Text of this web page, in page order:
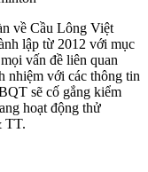
về Cầu Lông Việt
lập từ 2012 với mục
vấn đề liên quan
nhiệm với các thông tin
sẽ cố gắng kiểm
hoạt động thử
TT.